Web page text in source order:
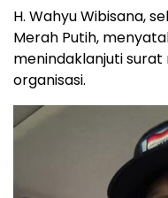
H. Wahyu Wibisana,
Merah Putih,
menindaklanjuti
organisasi.